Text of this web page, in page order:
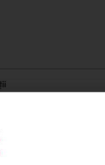
alergeni, utilizare și